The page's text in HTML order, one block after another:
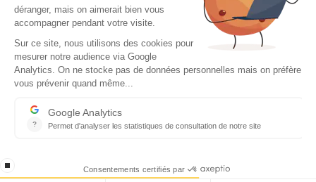
Copyright © 2026 - Tous droits réservés
Qui sommes-nous ?
Contact
Conditions générales d’utilisation